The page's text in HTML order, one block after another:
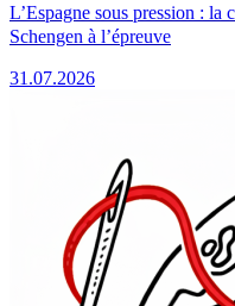
L’Espagne sous pression : la
Schengen à l’épreuve
31.07.2026